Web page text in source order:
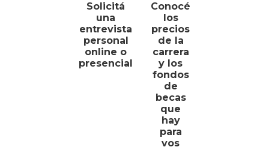
Solicitá
una
entrevista
personal
online o
presencial
Conocé
los
precios
de la
carrera
y los
fondos
de
becas
que
hay
para
vos